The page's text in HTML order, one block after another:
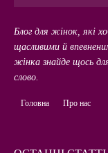
Блог для жінок, які
щасливими й
жінка знайде щось
слово.
Головна Про нас